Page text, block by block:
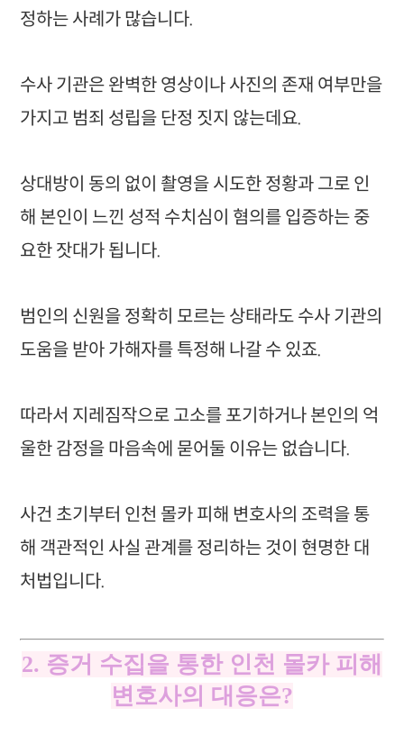
정하는 사례가 많습니다.
수사 기관은 완벽한 영상이나 사진의 존재 여부만을
가지고 범죄 성립을 단정 짓지 않는데요.
상대방이 동의 없이 촬영을 시도한 정황과 그로 인
해 본인이 느낀 성적 수치심이 혐의를 입증하는 중
요한 잣대가 됩니다.
범인의 신원을 정확히 모르는 상태라도 수사 기관의
도움을 받아 가해자를 특정해 나갈 수 있죠.
따라서 지레짐작으로 고소를 포기하거나 본인의 억
울한 감정을 마음속에 묻어둘 이유는 없습니다.
사건 초기부터 인천 몰카 피해 변호사의 조력을 통
해 객관적인 사실 관계를 정리하는 것이 현명한 대
처법입니다.
2. 증거 수집을 통한 인천 몰카 피해
변호사의 대응은?